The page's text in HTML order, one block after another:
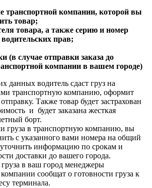
транспортной компании, которой вы
товар;
товара, а также серию и номер
прав;
(в случае отправки заказа до
компании в вашем городе)
данных водитель сдаст груз на
транспортную компанию, оформит
Также товар будет застрахован
и будет заказана жесткая
борт.
груза в транспортную компанию, вы
с указанного вами номера на общий
информацию по срокам и
доставки до вашего города.
в ваш город менеджеры
сообщат о готовности груза к
терминала.